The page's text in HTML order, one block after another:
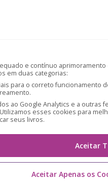
e contínuo
em duas categorias:
para o correto funcionamento
ao Google Analytics e a outras
esses cookies para
seus livros.
Aceitar
Aceitar Apenas os